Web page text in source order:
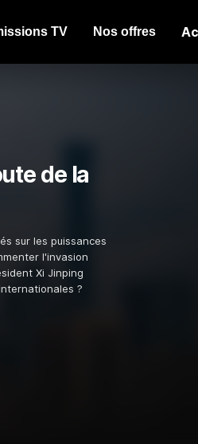
TV Nos offres
de la
sur les puissances
l'invasion
Xi Jinping
?